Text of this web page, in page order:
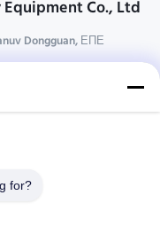
Co., Ltd
Dongguan, ΕΠΕ
Wanjiang,
for?